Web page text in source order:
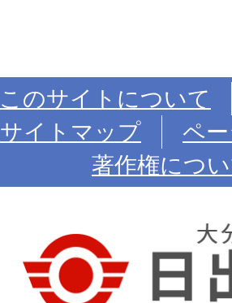
このサイトについて
サイトマップ
ペ
著作権につ